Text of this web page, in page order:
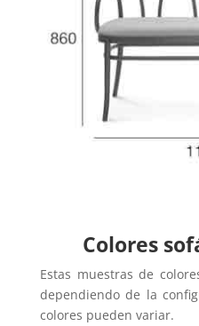
Colores
Estas muestras de
dependiendo de la
colores pueden variar.